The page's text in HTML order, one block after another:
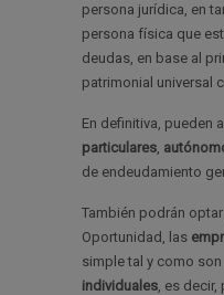
persona jurídica, en
persona física que
deudas, en base al
patrimonial universal
En definitiva, pueden
particulares,
de endeudamiento
También podrán
Oportunidad, las
simple tal y como
individuales, es decir,